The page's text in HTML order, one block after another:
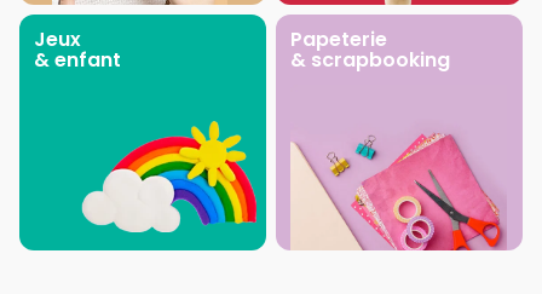
Jeux
& enfant
Papeterie
& scrapbooking